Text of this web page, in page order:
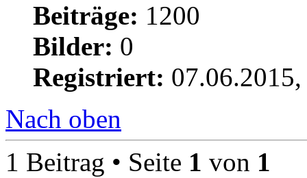
Beiträge: 1200
Bilder: 0
Registriert:
Nach oben
1 Beitrag • Seite 1 von 1